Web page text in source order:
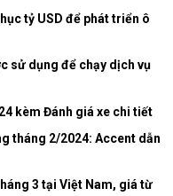
tỷ USD để phát triển ô
sử dụng để chạy dịch vụ
kèm Đánh giá xe chi tiết
tháng 2/2024: Accent dẫn
3 tại Việt Nam, giá từ